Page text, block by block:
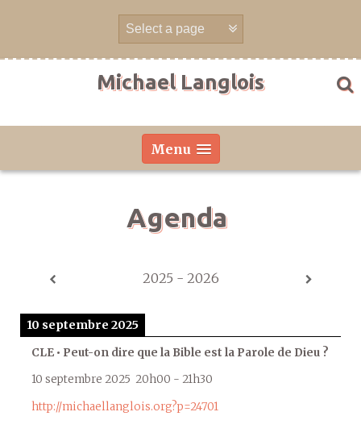
Michael Langlois
Menu
Agenda
2025 - 2026
10 septembre 2025
CLE • Peut-on dire que la Bible est la Parole de Dieu ?
10 septembre 2025 20h00 - 21h30
http://michaellanglois.org?p=24701